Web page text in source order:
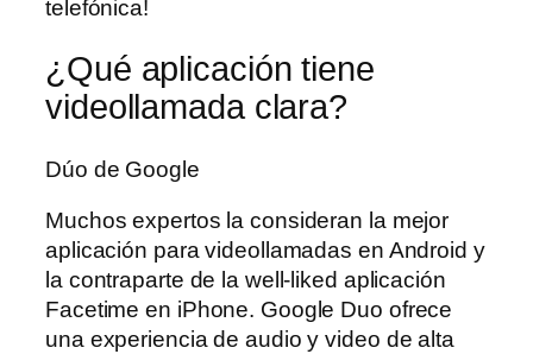
telefónica!
¿Qué aplicación tiene
videollamada clara?
Dúo de Google
Muchos expertos la consideran la mejor
aplicación para videollamadas en Android y
la contraparte de la well-liked aplicación
Facetime en iPhone. Google Duo ofrece
una experiencia de audio y video de alta